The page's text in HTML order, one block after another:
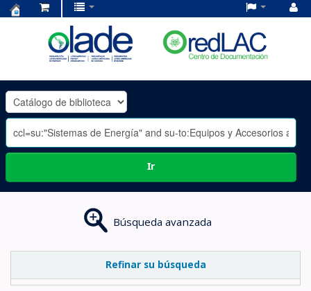
OLADE
-
Ir
Búsqueda avanzada
Refinar su búsqueda